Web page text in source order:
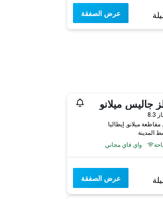
عرض الصفقة
جاليس ميلانو
واي فاي مجاني
عرض الصفقة